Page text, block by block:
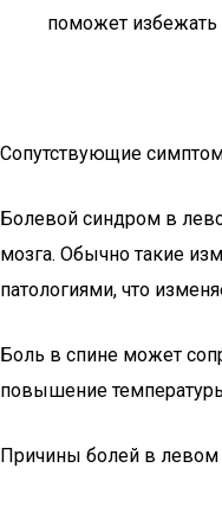
поможет избежать
Сопутствующие
Болевой синдром в
мозга. Обычно такие
патологиями, что
Боль в спине может
повышение
Причины болей в левом